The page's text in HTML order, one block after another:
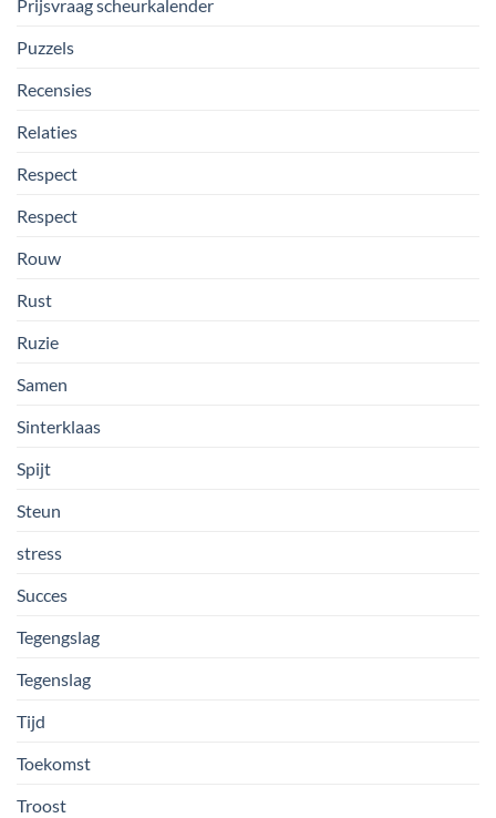
Prijsvraag scheurkalender
Puzzels
Recensies
Relaties
Respect
Respect
Rouw
Rust
Ruzie
Samen
Sinterklaas
Spijt
Steun
stress
Succes
Tegengslag
Tegenslag
Tijd
Toekomst
Troost